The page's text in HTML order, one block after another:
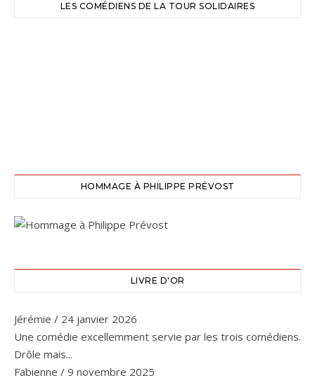
LES COMÉDIENS DE LA TOUR SOLIDAIRES
HOMMAGE À PHILIPPE PRÉVOST
LIVRE D'OR
Jérémie / 24 janvier 2026
Une comédie excellemment servie par les trois comédiens.
Drôle mais...
Fabienne / 9 novembre 2025